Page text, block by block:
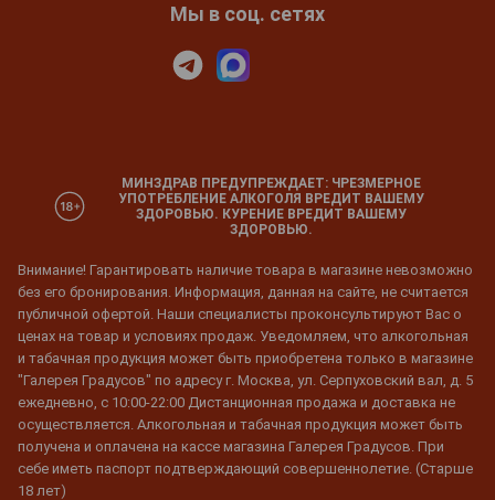
Мы в соц. сетях
МИНЗДРАВ ПРЕДУПРЕЖДАЕТ: ЧРЕЗМЕРНОЕ
УПОТРЕБЛЕНИЕ АЛКОГОЛЯ ВРЕДИТ ВАШЕМУ
ЗДОРОВЬЮ. КУРЕНИЕ ВРЕДИТ ВАШЕМУ
ЗДОРОВЬЮ.
Внимание! Гарантировать наличие товара в магазине невозможно
без его бронирования. Информация, данная на сайте, не считается
публичной офертой. Наши специалисты проконсультируют Вас о
ценах на товар и условиях продаж. Уведомляем, что алкогольная
и табачная продукция может быть приобретена только в магазине
"Галерея Градусов" по адресу г. Москва, ул. Серпуховский вал, д. 5
ежедневно, с 10:00-22:00 Дистанционная продажа и доставка не
осуществляется. Алкогольная и табачная продукция может быть
получена и оплачена на кассе магазина Галерея Градусов. При
себе иметь паспорт подтверждающий совершеннолетие. (Старше
18 лет)